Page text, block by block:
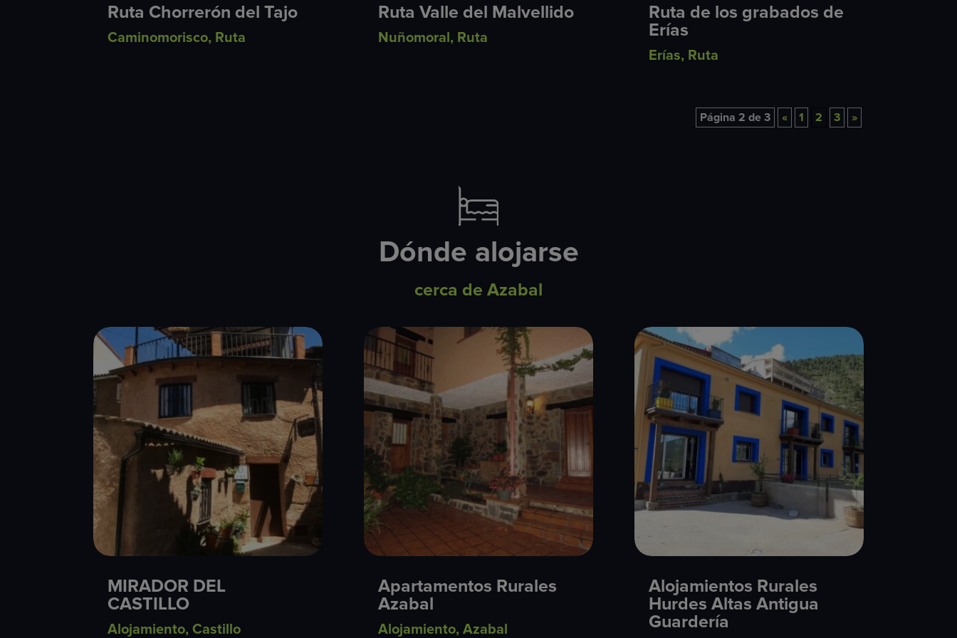
Ruta Chorrerón del Tajo
Caminomorisco, Ruta
Ruta Valle del Malvellido
Nuñomoral, Ruta
Ruta de los grabados de
Erías
Erías, Ruta
Página 2 de 3 « 1 2 3 »
Dónde alojarse
cerca de Azabal
MIRADOR DEL
CASTILLO
Alojamiento, Castillo
Apartamentos Rurales
Azabal
Alojamiento, Azabal
Alojamientos Rurales
Hurdes Altas Antigua
Guardería